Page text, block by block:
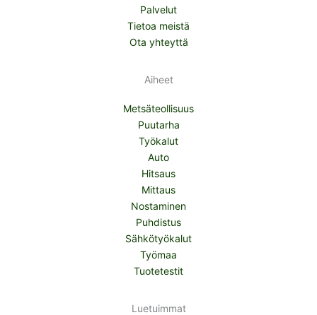
Palvelut
Tietoa meistä
Ota yhteyttä
Aiheet
Metsäteollisuus
Puutarha
Työkalut
Auto
Hitsaus
Mittaus
Nostaminen
Puhdistus
Sähkötyökalut
Työmaa
Tuotetestit
Luetuimmat